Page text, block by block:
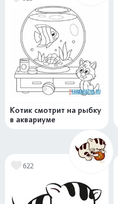
Котик смотрит на рыбку
в аквариуме
622